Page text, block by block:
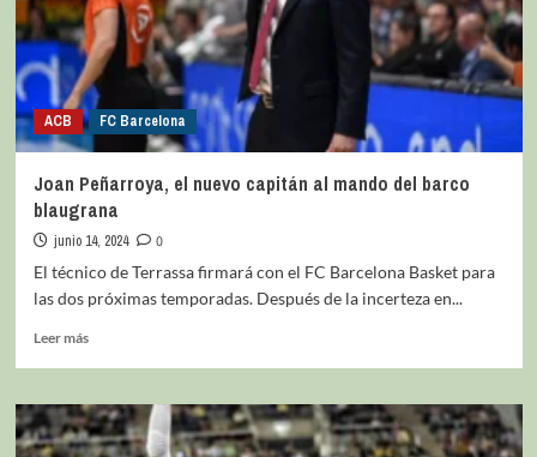
ACB FC Barcelona
Joan Peñarroya, el nuevo capitán al mando del barco
blaugrana
junio 14, 2024
0
El técnico de Terrassa firmará con el FC Barcelona Basket para
las dos próximas temporadas. Después de la incerteza en...
Leer más